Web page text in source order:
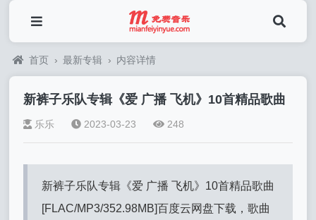
首页 › 最新专辑 › 内容详情
新裤子乐队专辑《爱 广播 飞机》10首精品歌曲
乐乐 2023-03-23 248
新裤子乐队专辑《爱 广播 飞机》10首精品歌曲
[FLAC/MP3/352.98MB]百度云网盘下载，歌曲